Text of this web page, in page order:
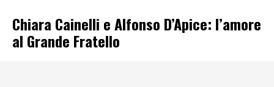
Chiara Cainelli e Alfonso D’Apice: l’amore
al Grande Fratello